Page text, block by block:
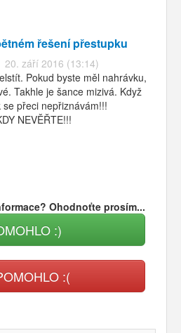
řešení přestupku
20. září 2016 (13:14)
Pokud byste měl nahrávku,
Takhle je šance mizivá. Když
přeci nepřiznávám!!!
NEVĚŘTE!!!
Ohodnoťte prosím...
:)
:(